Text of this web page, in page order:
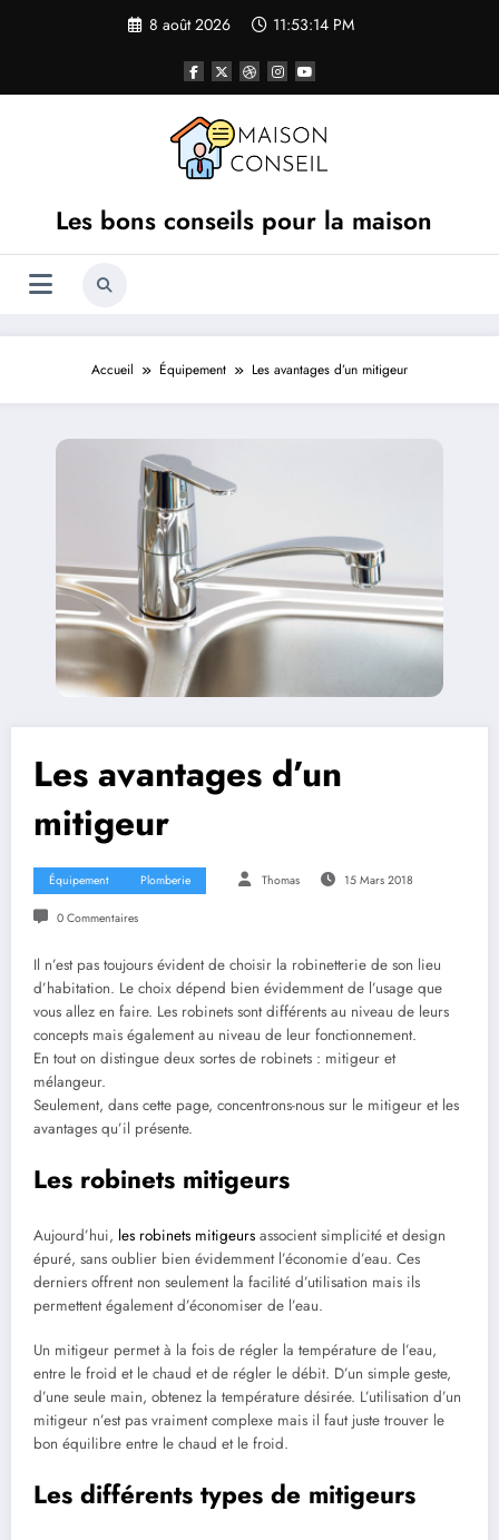
8 août 2026 11:53:15 PM
Les bons conseils pour la maison
Accueil Équipement Les avantages d’un mitigeur
Les avantages d’un
mitigeur
Équipement Plomberie Thomas 15 Mars 2018
0 Commentaires
Il n’est pas toujours évident de choisir la robinetterie de son lieu
d’habitation. Le choix dépend bien évidemment de l’usage que
vous allez en faire. Les robinets sont différents au niveau de leurs
concepts mais également au niveau de leur fonctionnement.
En tout on distingue deux sortes de robinets : mitigeur et
mélangeur.
Seulement, dans cette page, concentrons-nous sur le mitigeur et les
avantages qu’il présente.
Les robinets mitigeurs
Aujourd’hui, les robinets mitigeurs associent simplicité et design
épuré, sans oublier bien évidemment l’économie d’eau. Ces
derniers offrent non seulement la facilité d’utilisation mais ils
permettent également d’économiser de l’eau.
Un mitigeur permet à la fois de régler la température de l’eau,
entre le froid et le chaud et de régler le débit. D’un simple geste,
d’une seule main, obtenez la température désirée. L’utilisation d’un
mitigeur n’est pas vraiment complexe mais il faut juste trouver le
bon équilibre entre le chaud et le froid.
Les différents types de mitigeurs